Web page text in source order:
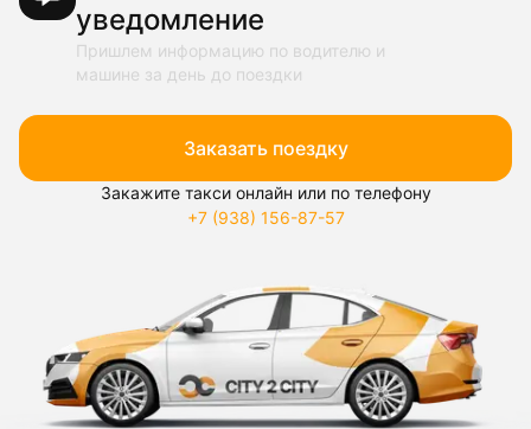
уведомление
Пришлем информацию по водителю и
машине за день до поездки
Заказать поездку
Закажите такси онлайн или по телефону
+7 (938) 156-87-57